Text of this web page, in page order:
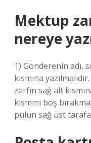
Mektup
nereye
1) Gönderenin adı,
kısmına
zarfın sağ alt
kısmını boş
pulun sağ üst tarafa